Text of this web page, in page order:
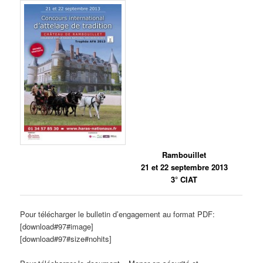
Rambouillet
21 et 22 septembre 2013
3° CIAT
Pour télécharger le bulletin d’engagement au format PDF:
[download#97#image]
[download#97#size#nohits]